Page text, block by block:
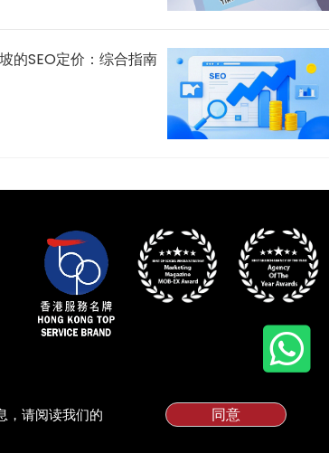
的SEO定价：综合指南
，请阅读我们的
同意